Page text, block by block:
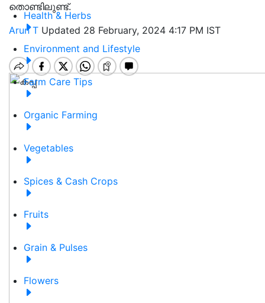
Health & Herbs
Environment and Lifestyle
Farm Care Tips
Organic Farming
Vegetables
Spices & Cash Crops
Fruits
Grain & Pulses
Flowers
തൊണ്ടിലുണ്ട്.
Arun T Updated 28 February, 2024 4:17 PM IST